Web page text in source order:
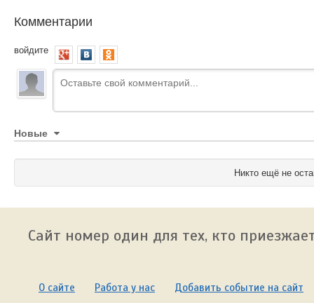
Комментарии
войдите
Новые
Никто ещё не
Сайт номер один для тех, кто
О сайте Работа у нас Добавить событие на сайт